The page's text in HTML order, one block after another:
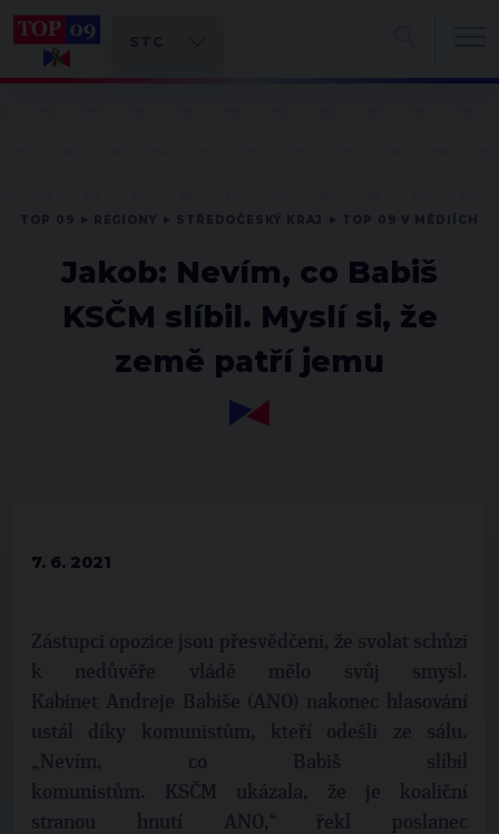
Jakob: Nevím, co Babiš
KSČM slíbil. Myslí si, že
země patří jemu
7. 6. 2021
Zástupci opozice jsou přesvědčeni, že svolat schůzi
k nedůvěře vládě mělo svůj smysl.
Kabinet Andreje Babiše (ANO) nakonec hlasování
ustál díky komunistům, kteří odešli ze sálu.
„Nevím, co Babiš slíbil
komunistům. KSČM ukázala, že je koaliční
stranou hnutí ANO,“ řekl poslanec